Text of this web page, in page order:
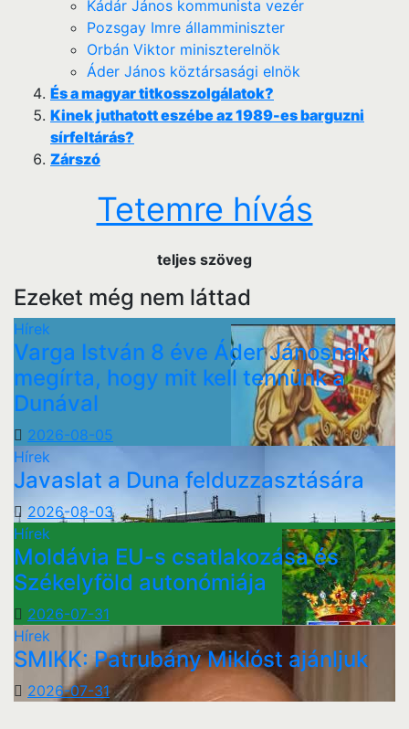
Kádár János kommunista vezér
Pozsgay Imre államminiszter
Orbán Viktor miniszterelnök
Áder János köztársasági elnök
És a magyar titkosszolgálatok?
Kinek juthatott eszébe az 1989-es barguzni
sírfeltárás?
Zárszó
Tetemre hívás
teljes szöveg
Ezeket még nem láttad
Hírek
Varga István 8 éve Áder Jánosnak
megírta, hogy mit kell tennünk a
Dunával
2026-08-05
Hírek
Javaslat a Duna felduzzasztására
2026-08-03
Hírek
Moldávia EU-s csatlakozása és
Székelyföld autonómiája
2026-07-31
Hírek
SMIKK: Patrubány Miklóst ajánljuk
2026-07-31